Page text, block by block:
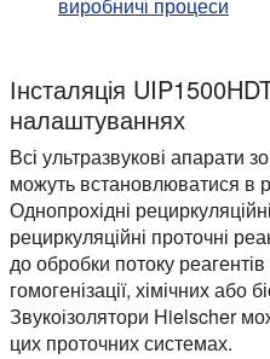
виробничі процеси
Інсталяція
налаштуваннях
Всі ультразвукові апарати
можуть встановлюватися в
Однопрохідні
рециркуляційні проточні
до обробки потоку
гомогенізації, хімічних або
Звукоізолятори Hielscher
цих проточних системах.